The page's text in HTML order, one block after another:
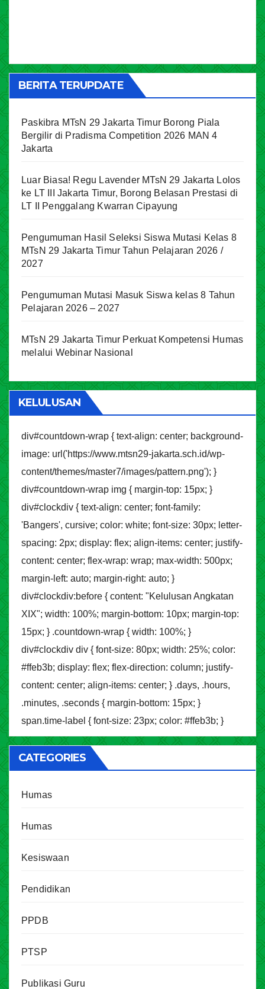
BERITA TERUPDATE
Paskibra MTsN 29 Jakarta Timur Borong Piala
Bergilir di Pradisma Competition 2026 MAN 4
Jakarta
Luar Biasa! Regu Lavender MTsN 29 Jakarta Lolos
ke LT III Jakarta Timur, Borong Belasan Prestasi di
LT II Penggalang Kwarran Cipayung
Pengumuman Hasil Seleksi Siswa Mutasi Kelas 8
MTsN 29 Jakarta Timur Tahun Pelajaran 2026 /
2027
Pengumuman Mutasi Masuk Siswa kelas 8 Tahun
Pelajaran 2026 – 2027
MTsN 29 Jakarta Timur Perkuat Kompetensi Humas
melalui Webinar Nasional
KELULUSAN
div#countdown-wrap { text-align: center; background-
image: url('https://www.mtsn29-jakarta.sch.id/wp-
content/themes/master7/images/pattern.png'); }
div#countdown-wrap img { margin-top: 15px; }
div#clockdiv { text-align: center; font-family:
'Bangers', cursive; color: white; font-size: 30px; letter-
spacing: 2px; display: flex; align-items: center; justify-
content: center; flex-wrap: wrap; max-width: 500px;
margin-left: auto; margin-right: auto; }
div#clockdiv:before { content: "Kelulusan Angkatan
XIX"; width: 100%; margin-bottom: 10px; margin-top:
15px; } .countdown-wrap { width: 100%; }
div#clockdiv div { font-size: 80px; width: 25%; color:
#ffeb3b; display: flex; flex-direction: column; justify-
content: center; align-items: center; } .days, .hours,
.minutes, .seconds { margin-bottom: 15px; }
span.time-label { font-size: 23px; color: #ffeb3b; }
CATEGORIES
Humas
Humas
Kesiswaan
Pendidikan
PPDB
PTSP
Publikasi Guru